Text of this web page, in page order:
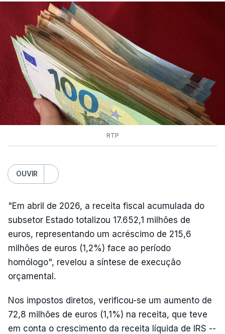
RTP
OUVIR
"Em abril de 2026, a receita fiscal acumulada do
subsetor Estado totalizou 17.652,1 milhões de
euros, representando um acréscimo de 215,6
milhões de euros (1,2%) face ao período
homólogo", revelou a síntese de execução
orçamental.
Nos impostos diretos, verificou-se um aumento de
72,8 milhões de euros (1,1%) na receita, que teve
em conta o crescimento da receita líquida de IRS --